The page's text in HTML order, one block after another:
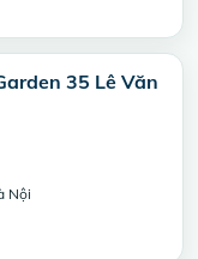
35 Lê Văn
Nội